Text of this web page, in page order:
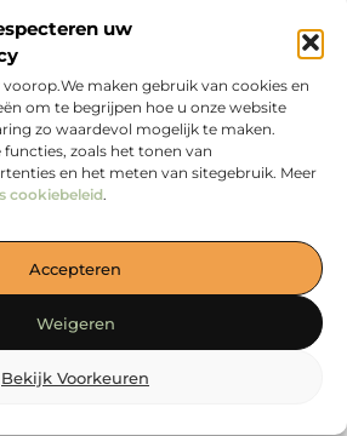
uw
maken gebruik van cookies en
om te begrijpen hoe u onze website
zo waardevol mogelijk te maken.
zoals het tonen van
en het meten van sitegebruik. Meer
cookiebeleid.
Accepteren
Weigeren
Bekijk Voorkeuren
handige tips en waardevolle
vandaag op loewiese.nl!